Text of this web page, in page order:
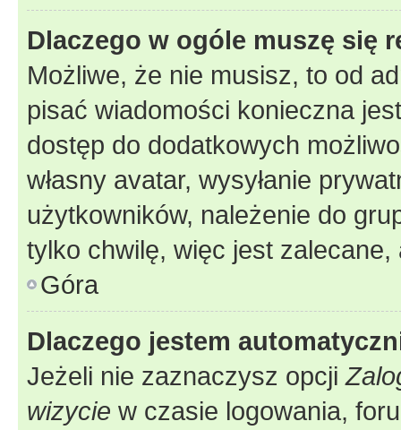
Dlaczego w ogóle muszę się
Możliwe, że nie musisz, to od
pisać wiadomości konieczna
dostęp do dodatkowych
własny avatar, wysyłanie
użytkowników, należenie do
tylko chwilę, więc jest zalecane,
Góra
Dlaczego jestem
Jeżeli nie zaznaczysz opcji
wizycie w czasie logowania,